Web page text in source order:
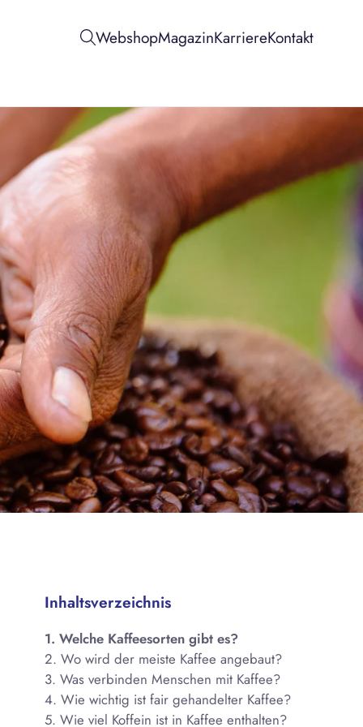
WebshopMagazinKarriereKontakt
Inhaltsverzeichnis
1. Welche Kaffeesorten gibt es?
2. Wo wird der meiste Kaffee angebaut?
3. Was verbinden Menschen mit Kaffee?
4. Wie wichtig ist fair gehandelter Kaffee?
5. Wie viel Koffein ist in Kaffee enthalten?